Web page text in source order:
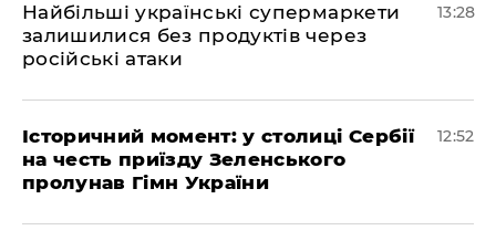
Найбільші українські супермаркети
залишилися без продуктів через
російські атаки
13:28
Історичний момент: у столиці Сербії
на честь приїзду Зеленського
пролунав Гімн України
12:52